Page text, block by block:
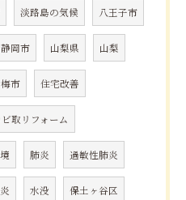
淡路島の気候 八王子市
静岡市 山梨県 山梨
市 住宅改善
取リフォーム
肺炎 過敏性肺炎
水没 保土ヶ谷区